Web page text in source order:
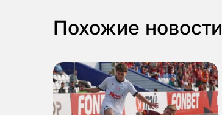
Похожие новости